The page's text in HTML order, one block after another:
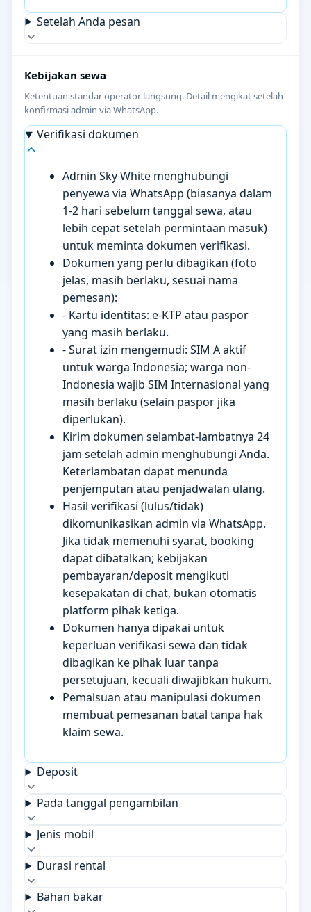
Setelah Anda pesan
Kebijakan sewa
Ketentuan standar operator langsung. Detail mengikat setelah
konfirmasi admin via WhatsApp.
Verifikasi dokumen
Admin Sky White menghubungi
penyewa via WhatsApp (biasanya dalam
1-2 hari sebelum tanggal sewa, atau
lebih cepat setelah permintaan masuk)
untuk meminta dokumen verifikasi.
Dokumen yang perlu dibagikan (foto
jelas, masih berlaku, sesuai nama
pemesan):
- Kartu identitas: e-KTP atau paspor
yang masih berlaku.
- Surat izin mengemudi: SIM A aktif
untuk warga Indonesia; warga non-
Indonesia wajib SIM Internasional yang
masih berlaku (selain paspor jika
diperlukan).
Kirim dokumen selambat-lambatnya 24
jam setelah admin menghubungi Anda.
Keterlambatan dapat menunda
penjemputan atau penjadwalan ulang.
Hasil verifikasi (lulus/tidak)
dikomunikasikan admin via WhatsApp.
Jika tidak memenuhi syarat, booking
dapat dibatalkan; kebijakan
pembayaran/deposit mengikuti
kesepakatan di chat, bukan otomatis
platform pihak ketiga.
Dokumen hanya dipakai untuk
keperluan verifikasi sewa dan tidak
dibagikan ke pihak luar tanpa
persetujuan, kecuali diwajibkan hukum.
Pemalsuan atau manipulasi dokumen
membuat pemesanan batal tanpa hak
klaim sewa.
Deposit
Pada tanggal pengambilan
Jenis mobil
Durasi rental
Bahan bakar